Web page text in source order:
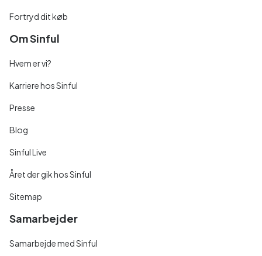
Fortryd dit køb
Om Sinful
Hvem er vi?
Karriere hos Sinful
Presse
Blog
Sinful Live
Året der gik hos Sinful
Sitemap
Samarbejder
Samarbejde med Sinful